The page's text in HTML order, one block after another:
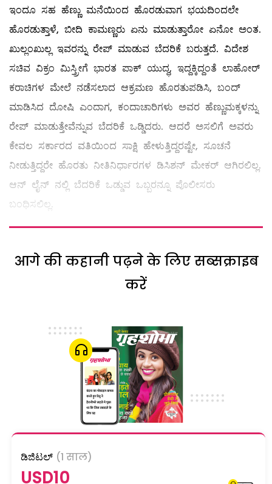
ಇಂದೂ ಸಹ ಹೆಣ್ಣು ಮನೆಯಿಂದ ಹೊರಡುವಾಗ ಭಯದಿಂದಲೇ
ಹೊರಡುತ್ತಾಳೆ, ಬೀದಿ ಕಾಮಣ್ಣರು ಏನು ಮಾಡುತ್ತಾರೋ ಏನೋ ಅಂತ.
ಖುಲ್ಲಂಖುಲ್ಲ ಇವರನ್ನು ರೇಪ್‌ ಮಾಡುವ ಬೆದರಿಕೆ ಬರುತ್ತದೆ. ವಿದೇಶ
ಸಚಿವ ವಿಕ್ರಂ ಮಿಸ್ತ್ರೀಗೆ ಭಾರತ ಪಾಕ್ ಯುದ್ಧ, ಇದ್ದಕ್ಕಿದ್ದಂತೆ ಲಾಹೋರ್‌
ಕರಾಚಿಗಳ ಮೇಲೆ ನಡೆಸಲಾದ ಆಕ್ರಮಣ ಹೊರತುಪಡಿಸಿ, ಬಂದ್‌
ಮಾಡಿಸಿದ ದೋಷಿ ಎಂದಾಗ, ಕಂದಾಚಾರಿಗಳು ಅವರ ಹೆಣ್ಣುಮಕ್ಕಳನ್ನು
ರೇಪ್‌ ಮಾಡುತ್ತೇವೆನ್ನುವ ಬೆದರಿಕೆ ಒಡ್ಡಿದರು. ಆದರೆ ಅಸಲಿಗೆ ಅವರು
ಕೇವಲ ಸರ್ಕಾರದ ವತಿಯಿಂದ ಸಾಕ್ಷಿ ಹೇಳುತ್ತಿದ್ದರಷ್ಟೇ, ಸೂಚನೆ
ನೀಡುತ್ತಿದ್ದರೇ ಹೊರತು ನೀತಿನಿರ್ಧಾರಗಳ ಡಿಸಿಶನ್‌ ಮೇಕರ್ ಆಗಿರಲಿಲ್ಲ.
ಆನ್‌ ಲೈನ್‌ ನಲ್ಲಿ ಬೆದರಿಕೆ ಒಡ್ಡುವ ಒಬ್ಬರನ್ನೂ ಪೊಲೀಸರು
ಬಂಧಿಸಲಿಲ್ಲ.
आगे की कहानी पढ़ने के लिए सब्सक्राइब
करें
ಡಿಜಿಟಲ್ (1 साल)
USD10